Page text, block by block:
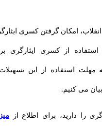
امکان گرفتن کسری ایثارگری
از کسری ایثارگری برای
استفاده از این تسهیلات و
می کنیم.
دارید، برای اطلاع از میزان